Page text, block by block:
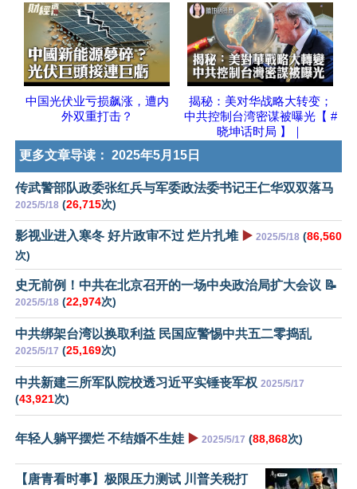
中国光伏业亏损飙涨，遭内
外双重打击？
揭秘：美对华战略大转变；
中共控制台湾密谋被曝光【 #
晓坤话时局 】｜
更多文章导读： 2025年5月15日
传武警部队政委张红兵与军委政法委书记王仁华双双落马
2025/5/18 (26,715次)
影视业进入寒冬 好片政审不过 烂片扎堆 ▶️ 2025/5/18 (86,560
次)
史无前例！中共在北京召开的一场中央政治局扩大会议 📝
2025/5/18 (22,974次)
中共绑架台湾以换取利益 民国应警惕中共五二零捣乱
2025/5/17 (25,169次)
中共新建三所军队院校透习近平实锤丧军权 2025/5/17
(43,921次)
年轻人躺平摆烂 不结婚不生娃 ▶️ 2025/5/17 (88,868次)
【唐青看时事】极限压力测试 川普关税打